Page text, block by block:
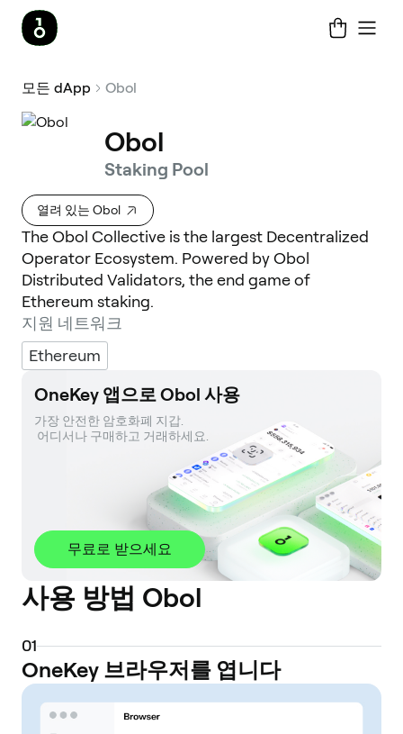
모든 dApp Obol
Obol
Staking Pool
열려 있는 Obol
The Obol Collective is the largest Decentralized
Operator Ecosystem. Powered by Obol
Distributed Validators, the end game of
Ethereum staking.
지원 네트워크
Ethereum
OneKey 앱으로 Obol 사용
가장 안전한 암호화폐 지갑.
어디서나 구매하고 거래하세요.
무료로 받으세요
사용 방법 Obol
01
OneKey 브라우저를 엽니다